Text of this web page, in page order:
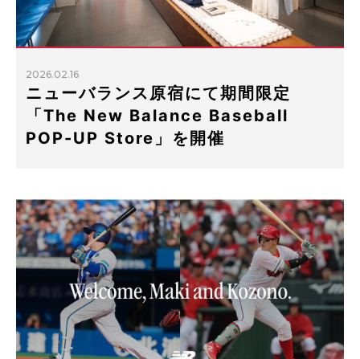
2026.02.16
ニューバランス原宿にて期間限定
「The New Balance Baseball
POP-UP Store」を開催